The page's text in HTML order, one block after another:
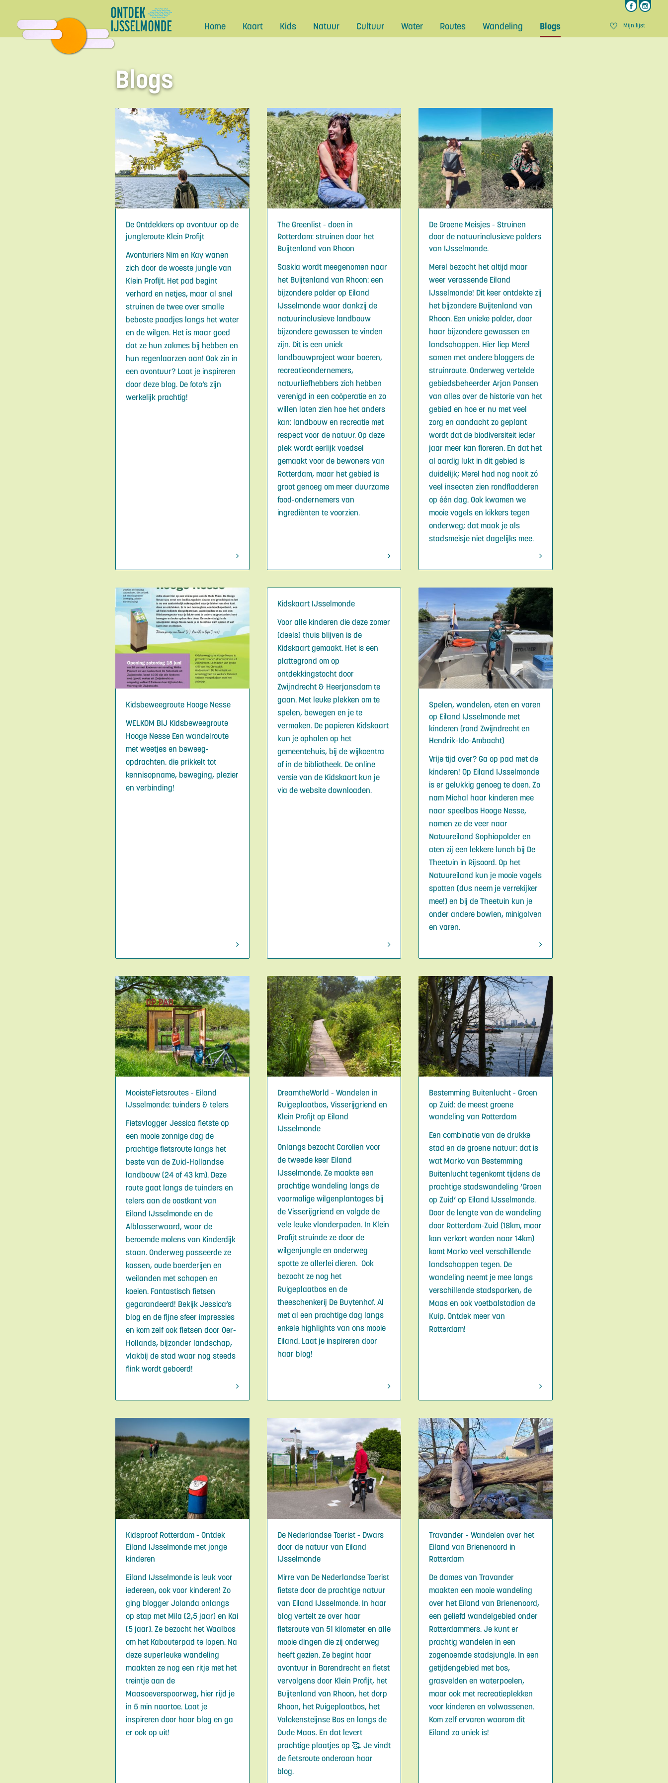
Home Kaart Kids Natuur Cultuur Water Routes Wandeling Blogs Mijn lijst
Blogs
De Ontdekkers op avontuur op de
jungleroute Klein Profijt
Avonturiers Nim en Kay wanen
zich door de woeste jungle van
Klein Profijt. Het pad begint
verhard en netjes, maar al snel
struinen de twee over smalle
beboste paadjes langs het water
en de wilgen. Het is maar goed
dat ze hun zakmes bij hebben en
hun regenlaarzen aan! Ook zin in
een avontuur? Laat je inspireren
door deze blog. De foto’s zijn
werkelijk prachtig!
The Greenlist - doen in
Rotterdam: struinen door het
Buijtenland van Rhoon
Saskia wordt meegenomen naar
het Buijtenland van Rhoon: een
bijzondere polder op Eiland
IJsselmonde waar dankzij de
natuurinclusieve landbouw
bijzondere gewassen te vinden
zijn. Dit is een uniek
landbouwproject waar boeren,
recreatieondernemers,
natuurliefhebbers zich hebben
verenigd in een coöperatie en zo
willen laten zien hoe het anders
kan: landbouw en recreatie met
respect voor de natuur. Op deze
plek wordt eerlijk voedsel
gemaakt voor de bewoners van
Rotterdam, maar het gebied is
groot genoeg om meer duurzame
food-ondernemers van
ingrediënten te voorzien.
De Groene Meisjes - Struinen
door de natuurinclusieve polders
van IJsselmonde.
Merel bezocht het altijd maar
weer verassende Eiland
IJsselmonde! Dit keer ontdekte zij
het bijzondere Buijtenland van
Rhoon. Een unieke polder, door
haar bijzondere gewassen en
landschappen. Hier liep Merel
samen met andere bloggers de
struinroute. Onderweg vertelde
gebiedsbeheerder Arjan Ponsen
van alles over de historie van het
gebied en hoe er nu met veel
zorg en aandacht zo geplant
wordt dat de biodiversiteit ieder
jaar meer kan floreren. En dat het
al aardig lukt in dit gebied is
duidelijk; Merel had nog nooit zó
veel insecten zien rondfladderen
op één dag. Ook kwamen we
mooie vogels en kikkers tegen
onderweg; dat maak je als
stadsmeisje niet dagelijks mee.
Kidsbeweegroute Hooge Nesse
WELKOM BIJ Kidsbeweegroute
Hooge Nesse Een wandelroute
met weetjes en beweeg-
opdrachten. die prikkelt tot
kennisopname, beweging, plezier
en verbinding!
Kidskaart IJsselmonde
Voor alle kinderen die deze zomer
(deels) thuis blijven is de
Kidskaart gemaakt. Het is een
plattegrond om op
ontdekkingstocht door
Zwijndrecht & Heerjansdam te
gaan. Met leuke plekken om te
spelen, bewegen en je te
vermaken. De papieren Kidskaart
kun je ophalen op het
gemeentehuis, bij de wijkcentra
of in de bibliotheek. De online
versie van de Kidskaart kun je
via de website downloaden.
Spelen, wandelen, eten en varen
op Eiland IJsselmonde met
kinderen (rond Zwijndrecht en
Hendrik-Ido-Ambacht)
Vrije tijd over? Ga op pad met de
kinderen! Op Eiland IJsselmonde
is er gelukkig genoeg te doen. Zo
nam Michal haar kinderen mee
naar speelbos Hooge Nesse,
namen ze de veer naar
Natuureiland Sophiapolder en
aten zij een lekkere lunch bij De
Theetuin in Rijsoord. Op het
Natuureiland kun je mooie vogels
spotten (dus neem je verrekijker
mee!) en bij de Theetuin kun je
onder andere bowlen, minigolven
en varen.
MooisteFietsroutes - Eiland
IJsselmonde: tuinders & telers
Fietsvlogger Jessica fietste op
een mooie zonnige dag de
prachtige fietsroute langs het
beste van de Zuid-Hollandse
landbouw (24 of 43 km). Deze
route gaat langs de tuinders en
telers aan de oostkant van
Eiland IJsselmonde en de
Alblasserwaard, waar de
beroemde molens van Kinderdijk
staan. Onderweg passeerde ze
kassen, oude boerderijen en
weilanden met schapen en
koeien. Fantastisch fietsen
gegarandeerd! Bekijk Jessica’s
blog en de fijne sfeer impressies
en kom zelf ook fietsen door Oer-
Hollands, bijzonder landschap,
vlakbij de stad waar nog steeds
flink wordt geboerd!
DreamtheWorld - Wandelen in
Ruigeplaatbos, Visserijgriend en
Klein Profijt op Eiland
IJsselmonde
Onlangs bezocht Carolien voor
de tweede keer Eiland
IJsselmonde. Ze maakte een
prachtige wandeling langs de
voormalige wilgenplantages bij
de Visserijgriend en volgde de
vele leuke vlonderpaden. In Klein
Profijt struinde ze door de
wilgenjungle en onderweg
spotte ze allerlei dieren. Ook
bezocht ze nog het
Ruigeplaatbos en de
theeschenkerij De Buytenhof. Al
met al een prachtige dag langs
enkele highlights van ons mooie
Eiland. Laat je inspireren door
haar blog!
Bestemming Buitenlucht - Groen
op Zuid: de meest groene
wandeling van Rotterdam
Een combinatie van de drukke
stad en de groene natuur: dat is
wat Marko van Bestemming
Buitenlucht tegenkomt tijdens de
prachtige stadswandeling ‘Groen
op Zuid’ op Eiland IJsselmonde.
Door de lengte van de wandeling
door Rotterdam-Zuid (18km, maar
kan verkort worden naar 14km)
komt Marko veel verschillende
landschappen tegen. De
wandeling neemt je mee langs
verschillende stadsparken, de
Maas en ook voetbalstadion de
Kuip. Ontdek meer van
Rotterdam!
Kidsproof Rotterdam - Ontdek
Eiland IJsselmonde met jonge
kinderen
Eiland IJsselmonde is leuk voor
iedereen, ook voor kinderen! Zo
ging blogger Jolanda onlangs
op stap met Mila (2,5 jaar) en Kai
(5 jaar). Ze bezocht het Waalbos
om het Kabouterpad te lopen. Na
deze superleuke wandeling
maakten ze nog een ritje met het
treintje aan de
Maasoeverspoorweg, hier rijd je
in 5 min naartoe. Laat je
inspireren door haar blog en ga
er ook op uit!
De Nederlandse Toerist - Dwars
door de natuur van Eiland
IJsselmonde
Mirre van De Nederlandse Toerist
fietste door de prachtige natuur
van Eiland IJsselmonde. In haar
blog vertelt ze over haar
fietsroute van 51 kilometer en alle
mooie dingen die zij onderweg
heeft gezien. Ze begint haar
avontuur in Barendrecht en fietst
vervolgens door Klein Profijt, het
Buijtenland van Rhoon, het dorp
Rhoon, het Ruigeplaatbos, het
Valckensteijnse Bos en langs de
Oude Maas. En dat levert
prachtige plaatjes op 🥰. Je vindt
de fietsroute onderaan haar
blog.
Travander - Wandelen over het
Eiland van Brienenoord in
Rotterdam
De dames van Travander
maakten een mooie wandeling
over het Eiland van Brienenoord,
een geliefd wandelgebied onder
Rotterdammers. Je kunt er
prachtig wandelen in een
zogenoemde stadsjungle. In een
getijdengebied met bos,
grasvelden en waterpoelen,
maar ook met recreatieplekken
voor kinderen en volwassenen.
Kom zelf ervaren waarom dit
Eiland zo uniek is!